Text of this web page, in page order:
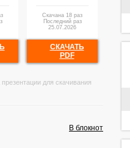
Скачана 18 раз
Последний раз
25.07.2026
СКАЧАТЬ
PDF
для скачивания
В блокнот